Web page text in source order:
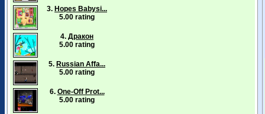
3. Hopes Babysi...
5.00 rating
4. Дракон
5.00 rating
5. Russian Affa...
5.00 rating
6. One-Off Prot...
5.00 rating